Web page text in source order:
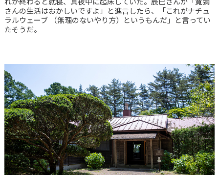
れが終わると就寝、真夜中に起床していた。辰巳さんが「寛彌
さんの生活はおかしいですよ」と進言したら、「これがナチュ
ラルウェーブ （無理のないやり方）というもんだ」と言ってい
たそうだ。